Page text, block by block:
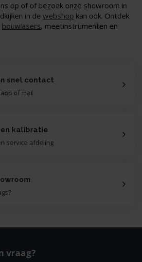
op of of bezoek onze showroom in
in de webshop kan ook. Ontdek
bouwlasers, meetinstrumenten en
snel contact
of mail
kalibratie
service afdeling
vraag?